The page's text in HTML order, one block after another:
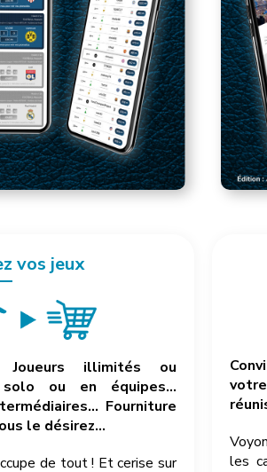
vos jeux
Joueurs illimités ou
ou en équipes…
Fourniture
le désirez…
de tout ! Et cerise sur
les